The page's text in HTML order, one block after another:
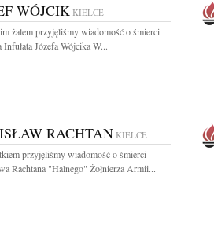
WÓJCIK KIELCE
żalem przyjęliśmy wiadomość o śmierci
Infułata Józefa Wójcika W...
RACHTAN KIELCE
przyjęliśmy wiadomość o śmierci
Rachtana "Halnego" Żołnierza Armii...